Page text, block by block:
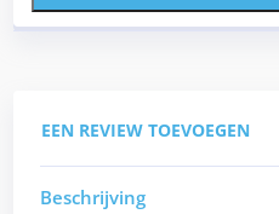
EEN REVIEW TOEVOEGEN
Beschrijving